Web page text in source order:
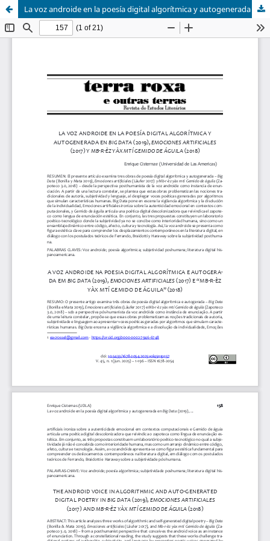
La voz androide en la poesía digital algorítmica y autogenerada en "Big Data" (2019), "Emociones artificiales" (2017) y "Mb-r-èz yàx mtí Gemido de águila" (2018)